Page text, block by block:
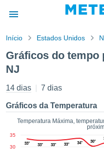
da
por
que as
a este
das
Início Estados Unidos
Gráficos do tempo
NJ
14 dias 7 dias
Gráficos da Temperatura
Temperatura Máxima,
30
35
33° 33° 33° 33° 34° 30°